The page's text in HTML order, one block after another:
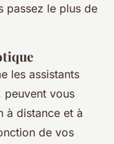
passez le plus de
les assistants
peuvent vous
à distance et à
de vos